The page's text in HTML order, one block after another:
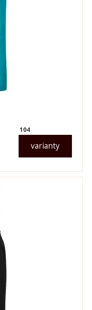
varianty
104